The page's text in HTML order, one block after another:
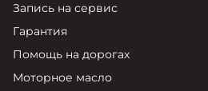
Калькулятор трейд-ин
Страховые программы
Запись на сервис
Гарантия
Помощь на дорогах
Моторное масло